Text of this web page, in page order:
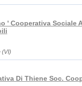
' Cooperativa Sociale
(VI)
Di Thiene Soc.